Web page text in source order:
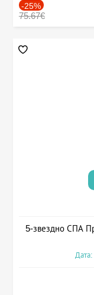
-25%
75.67€
5-звездно СПА